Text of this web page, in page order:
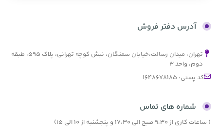
آدرس دفتر فروش
تهران، میدان رسالت،خیابان سمنگان، نبش کوچه تهرانی، پلاک ۵۹۵، طبقه
دوم، واحد ۳
کد پستی: 1648678185
شماره های تماس
( ساعات کاری از 9:30 صبح الی 17:30 و پنجشنبه از 10 الی 15)